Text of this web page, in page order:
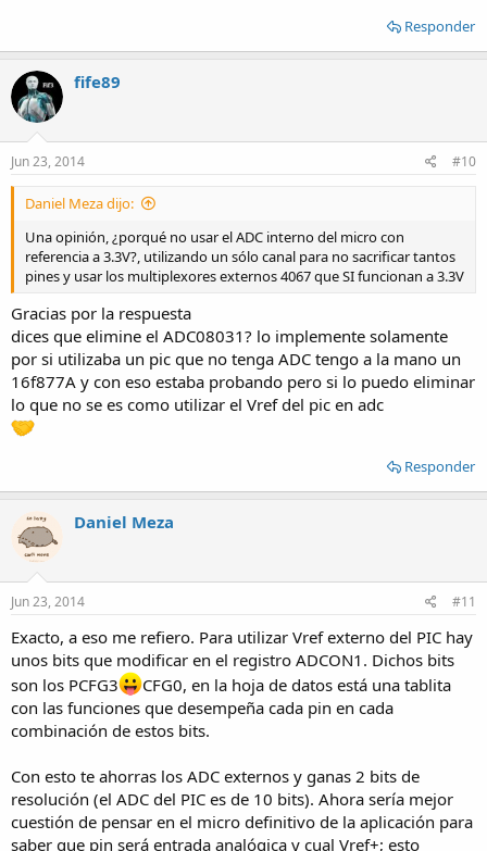
Responder
fife89
Jun 23, 2014 #10
Daniel Meza dijo:
Una opinión, ¿porqué no usar el ADC interno del micro con
referencia a 3.3V?, utilizando un sólo canal para no sacrificar tantos
pines y usar los multiplexores externos 4067 que SI funcionan a 3.3V
Gracias por la respuesta
dices que elimine el ADC08031? lo implemente solamente
por si utilizaba un pic que no tenga ADC tengo a la mano un
16f877A y con eso estaba probando pero si lo puedo eliminar
lo que no se es como utilizar el Vref del pic en adc
Responder
Daniel Meza
Jun 23, 2014 #11
Exacto, a eso me refiero. Para utilizar Vref externo del PIC hay
unos bits que modificar en el registro ADCON1. Dichos bits
son los PCFG3
CFG0, en la hoja de datos está una tablita
con las funciones que desempeña cada pin en cada
combinación de estos bits.
Con esto te ahorras los ADC externos y ganas 2 bits de
resolución (el ADC del PIC es de 10 bits). Ahora sería mejor
cuestión de pensar en el micro definitivo de la aplicación para
saber que pin será entrada analógica y cual Vref+; esto